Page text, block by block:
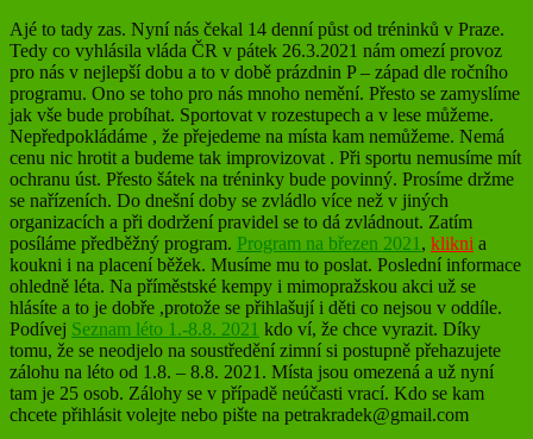
Ajé to tady zas. Nyní nás čekal 14 denní půst od tréninků v Praze.
Tedy co vyhlásila vláda ČR v pátek 26.3.2021 nám omezí provoz
pro nás v nejlepší dobu a to v době prázdnin P – západ dle ročního
programu. Ono se toho pro nás mnoho nemění. Přesto se zamyslíme
jak vše bude probíhat. Sportovat v rozestupech a v lese můžeme.
Nepředpokládáme , že přejedeme na místa kam nemůžeme. Nemá
cenu nic hrotit a budeme tak improvizovat . Při sportu nemusíme mít
ochranu úst. Přesto šátek na tréninky bude povinný. Prosíme držme
se nařízeních. Do dnešní doby se zvládlo více než v jiných
organizacích a při dodržení pravidel se to dá zvládnout. Zatím
posíláme předběžný program. Program na březen 2021 , klikni a
koukni i na placení běžek. Musíme mu to poslat. Poslední informace
ohledně léta. Na příměstské kempy i mimopražskou akci už se
hlásíte a to je dobře ,protože se přihlašují i děti co nejsou v oddíle.
Podívej Seznam léto 1.-8.8. 2021 kdo ví, že chce vyrazit. Díky
tomu, že se neodjelo na soustředění zimní si postupně přehazujete
zálohu na léto od 1.8. – 8.8. 2021. Místa jsou omezená a už nyní
tam je 25 osob. Zálohy se v případě neúčasti vrací. Kdo se kam
chcete přihlásit volejte nebo pište na petrakradek@gmail.com